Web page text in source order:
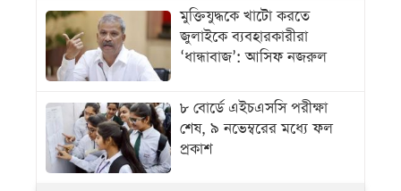
মুক্তিযুদ্ধকে খাটো করতে
জুলাইকে ব্যবহারকারীরা
‘ধান্ধাবাজ’: আসিফ নজরুল
৮ বোর্ডে এইচএসসি পরীক্ষা
শেষ, ৯ নভেম্বরের মধ্যে ফল
প্রকাশ